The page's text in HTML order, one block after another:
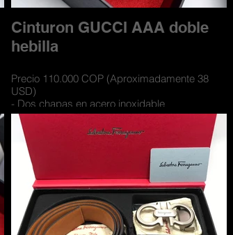
Cinturon GUCCI AAA doble
hebilla
Precio 110.000 COP (Aproximadamente 38
USD)
- Dos chapas en acero inoxidable
- Cinturones con materiales de cueros y textil
- Cuero doble faz para usarse por los 2 lados
- Incluye caja de lujo contramarcada y con
compartimiento para las hebillas